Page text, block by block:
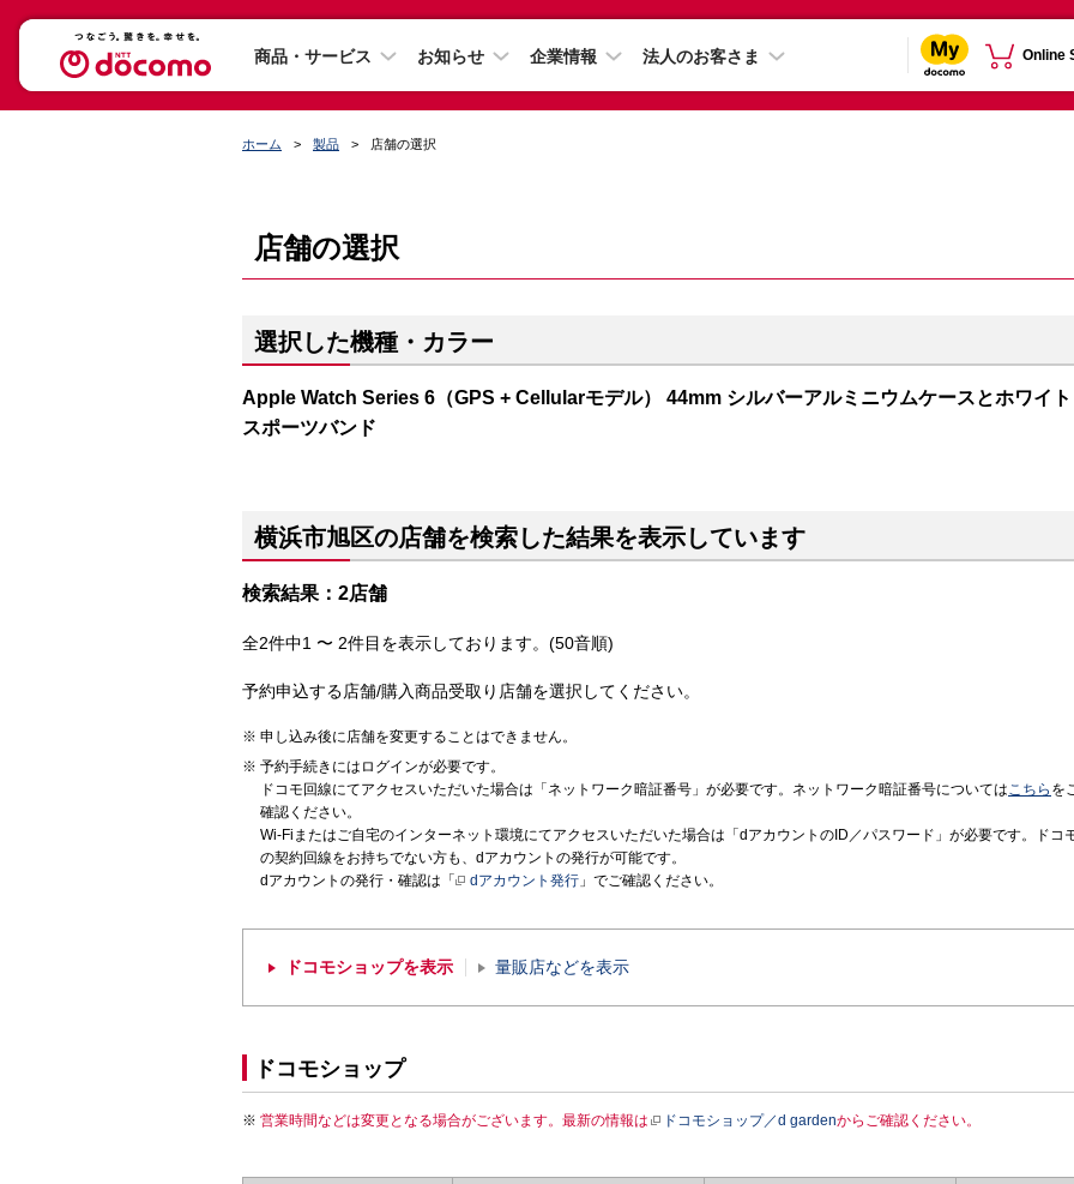
商品・サービス お知らせ 企業情報 法人のお客さま Online
ホーム 製品 店舗の選択
店舗の選択
選択した機種・カラー
Apple Watch Series 6（GPS + Cellularモデル） 44mm シルバーアルミニウムケースとホワイト
スポーツバンド
横浜市旭区の店舗を検索した結果を表示しています
検索結果：2店舗
全2件中1 〜 2件目を表示しております。(50音順)
予約申込する店舗/購入商品受取り店舗を選択してください。
申し込み後に店舗を変更することはできません。
予約手続きにはログインが必要です。
ドコモ回線にてアクセスいただいた場合は「ネットワーク暗証番号」が必要です。ネットワーク暗証番号についてはこちら を
確認ください。
Wi-Fiまたはご自宅のインターネット環境にてアクセスいただいた場合は「dアカウントのID／パスワード」が必要です。ドコ
の契約回線をお持ちでない方も、dアカウントの発行が可能です。
dアカウントの発行・確認は「
dアカウント発行 」でご確認ください。
ドコモショップを表示 量販店などを表示
ドコモショップ
営業時間などは変更となる場合がございます。最新の情報は ドコモショップ／d gardenからご確認ください。